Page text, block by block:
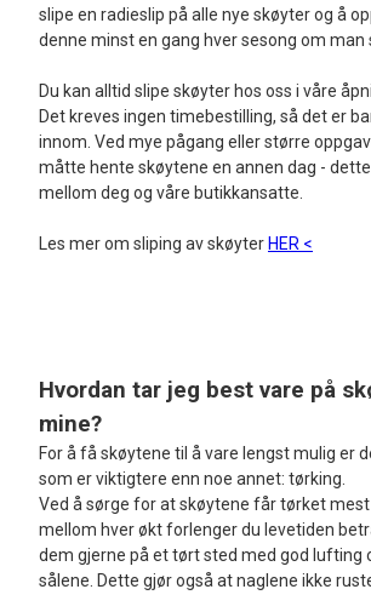
slipe en radieslip på alle nye skøyter og å
denne minst en gang hver sesong om man
Du kan alltid slipe skøyter hos oss i våre
Det kreves ingen timebestilling, så det er
innom. Ved mye pågang eller større
måtte hente skøytene en annen dag -
mellom deg og våre butikkansatte.
Les mer om sliping av skøyter HER <
Hvordan tar jeg best vare på
mine?
For å få skøytene til å vare lengst mulig er
som er viktigtere enn noe annet: tørking.
Ved å sørge for at skøytene får tørket
mellom hver økt forlenger du levetiden
dem gjerne på et tørt sted med god lufting
sålene. Dette gjør også at naglene ikke